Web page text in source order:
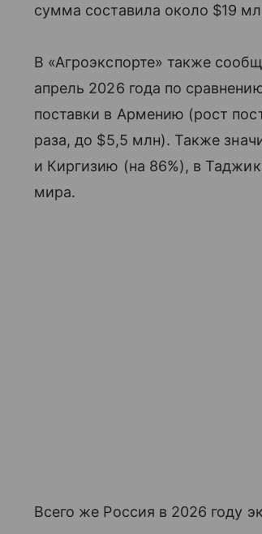
сумма составила около $19
В «Агроэкспорте» также
апрель 2026 года по
поставки в Армению (рост
раза, до $5,5 млн). Также
и Киргизию (на 86%), в
мира.
Всего же Россия в 2026 году